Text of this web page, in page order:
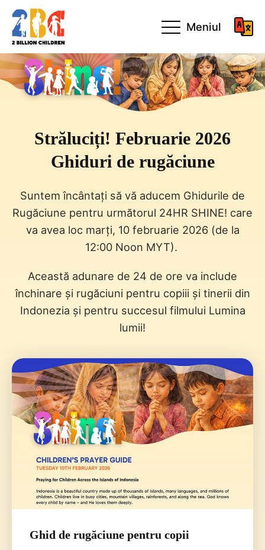
Meniul
Străluciți! Februarie 2026
Ghiduri de rugăciune
Suntem încântați să vă aducem Ghidurile de
Rugăciune pentru următorul 24HR SHINE! care
va avea loc marți, 10 februarie 2026 (de la
12:00 Noon MYT).
Această adunare de 24 de ore va include
închinare și rugăciuni pentru copiii și tinerii din
Indonezia și pentru succesul filmului Lumina
lumii!
Ghid de rugăciune pentru copii